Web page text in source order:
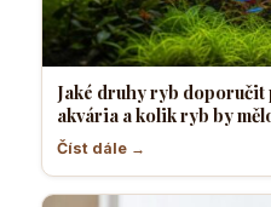
Jaké druhy ryb doporučit
akvária a kolik ryb by
Číst dále →